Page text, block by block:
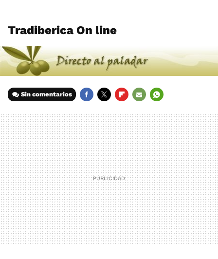
Tradiberica On line
Sin comentarios
MAIL